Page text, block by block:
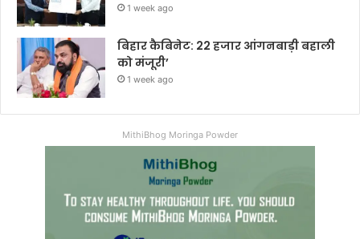
1 week ago
बिहार कैबिनेट: 22 हजार आंगनबाड़ी बहाली
को मंजूरी’
1 week ago
MithiBhog Moringa Powder